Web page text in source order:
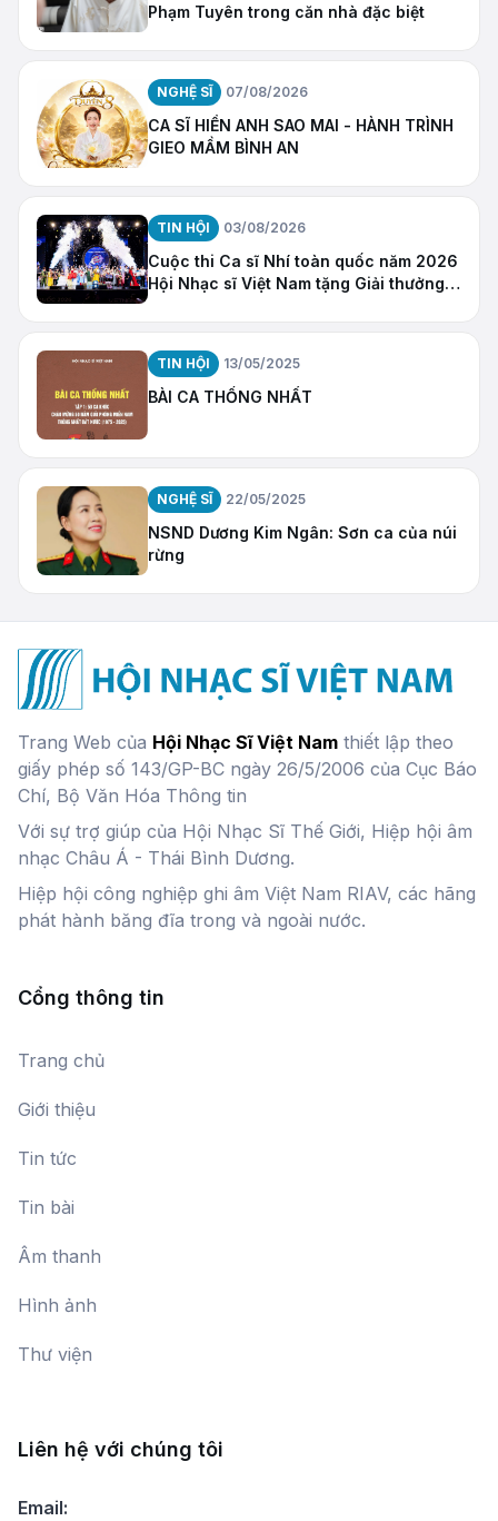
Phạm Tuyên trong căn nhà đặc biệt
NGHỆ SĨ 07/08/2026
CA SĨ HIỀN ANH SAO MAI - HÀNH TRÌNH
GIEO MẦM BÌNH AN
TIN HỘI 03/08/2026
Cuộc thi Ca sĩ Nhí toàn quốc năm 2026
Hội Nhạc sĩ Việt Nam tặng Giải thưởng
TIN HỘI 13/05/2025
BÀI CA THỐNG NHẤT
NGHỆ SĨ 22/05/2025
NSND Dương Kim Ngân: Sơn ca của núi
rừng
Trang Web của Hội Nhạc Sĩ Việt Nam thiết lập theo
giấy phép số 143/GP-BC ngày 26/5/2006 của Cục Báo
Chí, Bộ Văn Hóa Thông tin
Với sự trợ giúp của Hội Nhạc Sĩ Thế Giới, Hiệp hội âm
nhạc Châu Á - Thái Bình Dương.
Hiệp hội công nghiệp ghi âm Việt Nam RIAV, các hãng
phát hành băng đĩa trong và ngoài nước.
Cổng thông tin
Trang chủ
Giới thiệu
Tin tức
Tin bài
Âm thanh
Hình ảnh
Thư viện
Liên hệ với chúng tôi
Email: